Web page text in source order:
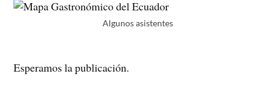
Algunos asistentes
Esperamos la publicación.